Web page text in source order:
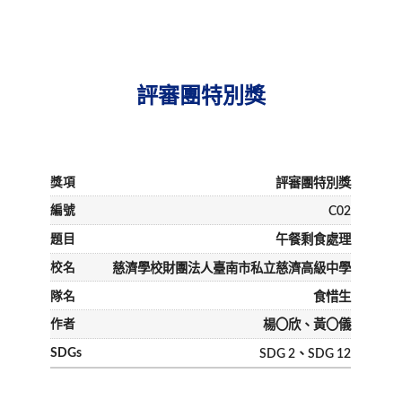
評審團特別獎
評審團特別獎
C02
午餐剩食處理
慈濟學校財團法人臺南市私立慈濟高級中學
食惜生
楊〇欣、黃〇儀
SDG 2、SDG 12